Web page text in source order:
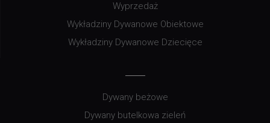
Wyprzedaż
Wykładziny Dywanowe Obiektowe
Wykładziny Dywanowe Dziecięce
Dywany beżowe
Dywany butelkowa zieleń